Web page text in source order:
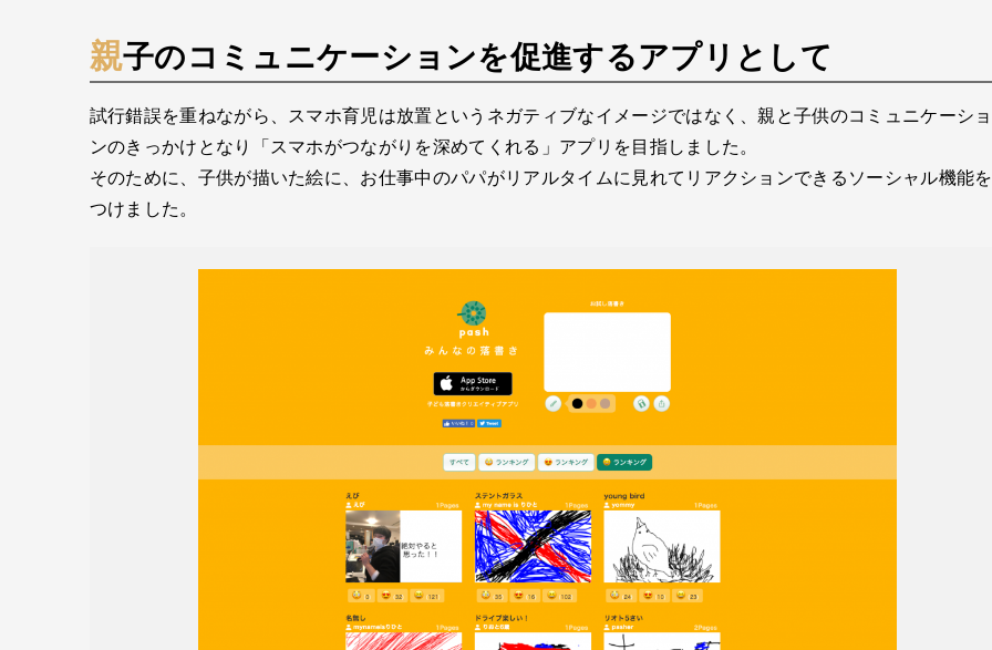
親子のコミュニケーションを促進するアプリとして
試行錯誤を重ねながら、スマホ育児は放置というネガティブなイメージではなく、親と子供のコミュニケーショ
ンのきっかけとなり「スマホがつながりを深めてくれる」アプリを目指しました。
そのために、子供が描いた絵に、お仕事中のパパがリアルタイムに見れてリアクションできるソーシャル機能を
つけました。